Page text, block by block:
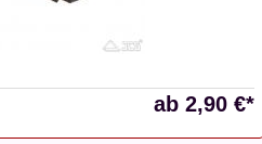
ab 2,90 €*